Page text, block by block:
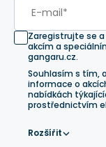
Zaregistrujte se
akcím a
gangaru.cz.
Souhlasím s tím,
informace o
nabídkách
prostřednictvím
Rozšířit